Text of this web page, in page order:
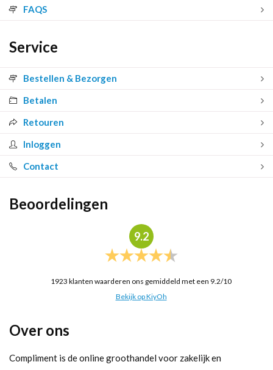
FAQS
Service
Bestellen & Bezorgen
Betalen
Retouren
Inloggen
Contact
Beoordelingen
9.2
1923 klanten waarderen ons gemiddeld met een 9.2/10
Bekijk op KiyOh
Over ons
Compliment is de online groothandel voor zakelijk en